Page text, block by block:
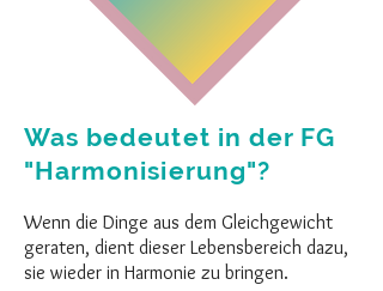
Was bedeutet in der FG
"Harmonisierung"?
Wenn die Dinge aus dem Gleichgewicht
geraten, dient dieser Lebensbereich dazu,
sie wieder in Harmonie zu bringen.